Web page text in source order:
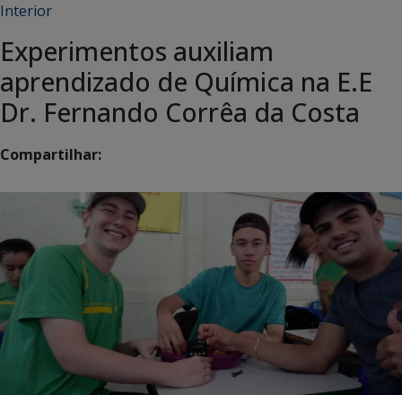
Interior
Experimentos auxiliam
aprendizado de Química na E.E
Dr. Fernando Corrêa da Costa
Compartilhar: